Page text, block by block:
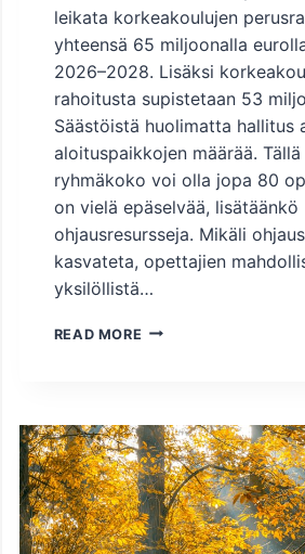
!
leikata korkeakoulujen
yhteensä 65 miljoonalla
2026–2028. Lisäksi
rahoitusta supistetaan 53
Säästöistä huolimatta hallitus
aloituspaikkojen määrää.
ryhmäkoko voi olla jopa 80
on vielä epäselvää, lisätäänkö
ohjausresursseja. Mikäli
kasvateta, opettajien
yksilöllistä…
READ MORE O
I
E
N
T
Y
Ö